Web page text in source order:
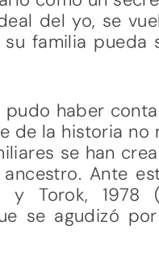
del yo, se
familia pueda
pudo haber
de la historia no
se han
Ante
y Torok, 1978
se agudizó